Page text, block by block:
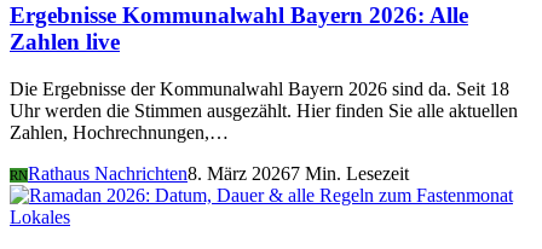
Ergebnisse Kommunalwahl Bayern 2026: Alle
Zahlen live
Die Ergebnisse der Kommunalwahl Bayern 2026 sind da. Seit 18
Uhr werden die Stimmen ausgezählt. Hier finden Sie alle aktuellen
Zahlen, Hochrechnungen,…
RNRathaus Nachrichten8. März 20267 Min. Lesezeit
Lokales